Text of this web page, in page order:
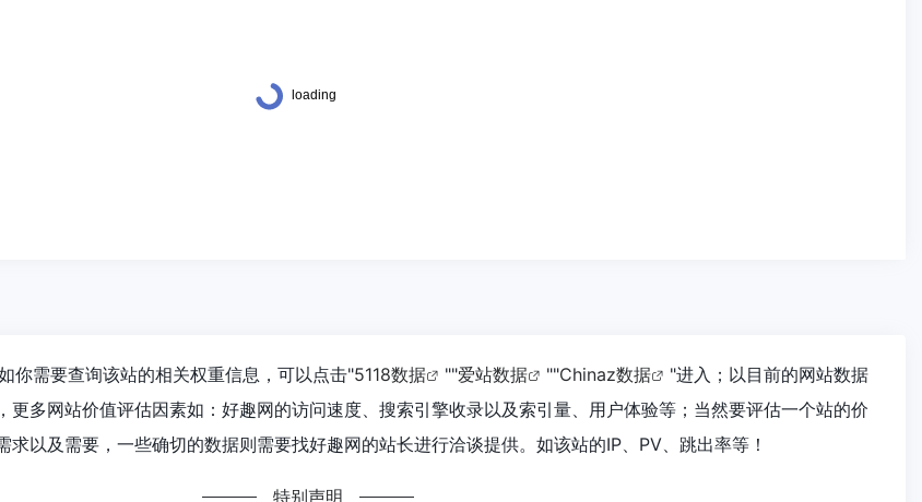
你需要查询该站的相关权重信息，可以点击"5118数据 ""爱站数据 ""Chinaz数据
"进入；以目前的网站数据
更多网站价值评估因素如：好趣网的访问速度、搜索引擎收录以及索引量、用户体验等；当然要评估一个站的价
以及需要，一些确切的数据则需要找好趣网的站长进行洽谈提供。如该站的IP、PV、跳出率等！
特别声明